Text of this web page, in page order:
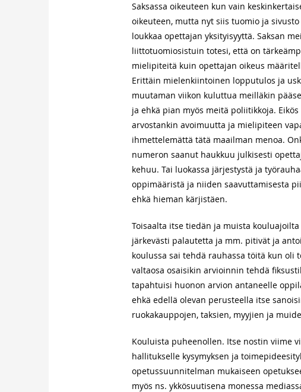
Saksassa oikeuteen kun vain
oikeuteen, mutta nyt siis tuomio ja
loukkaa opettajan yksityisyyttä. Saksan
liittotuomiosistuin totesi, että on
mielipiteitä kuin opettajan oikeus
Erittäin mielenkiintoinen lopputulos ja
muutaman viikon kuluttua meilläkin
ja ehkä pian myös meitä poliitikkoja.
arvostankin avoimuutta ja mielipiteen
ihmettelemättä tätä maailman menoa.
numeron saanut haukkuu julkisesti
kehuu. Tai luokassa järjestystä ja
oppimääristä ja niiden saavuttamisesta
ehkä hieman kärjistäen.
Toisaalta itse tiedän ja muista
järkevästi palautetta ja mm. pitivät ja
koulussa sai tehdä rauhassa töitä kun
valtaosa osaisikin arvioinnin tehdä
tapahtuisi huonon arvion antaneelle
ehkä edellä olevan perusteella itse
ruokakauppojen, taksien, myyjien ja
Kouluista puheenollen. Itse nostin viime
hallitukselle kysymyksen ja
opetussuunnitelman mukaiseen
myös ns. ykkösuutisena monessa